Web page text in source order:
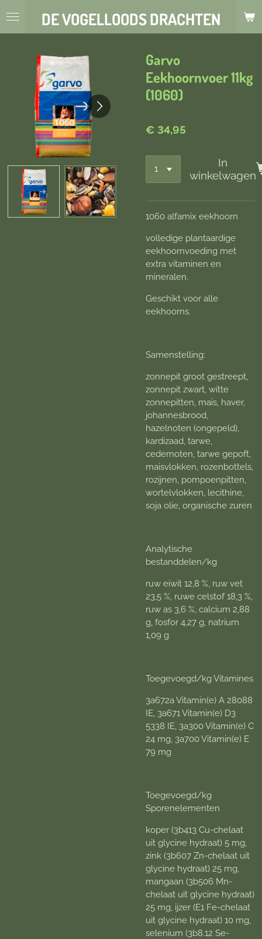
Ga
hoofdinhoud
DE VOGELLOODS DRACHTEN
Garvo
Eekhoornvoer 11kg
(1060)
€ 34,95
In
winkelwagen
1060 alfamix eekhoorn
volledige plantaardige
eekhoornvoeding met
extra vitaminen en
mineralen.
Geschikt voor alle
eekhoorns.
Samenstelling:
zonnepit groot gestreept,
zonnepit zwart, witte
zonnepitten, mais, haver,
johannesbrood,
hazelnoten (ongepeld),
kardizaad, tarwe,
cedernoten, tarwe gepoft,
maisvlokken, rozenbottels,
rozijnen, pompoenpitten,
wortelvlokken, lecithine,
soja olie, organische zuren
Analytische
bestanddelen/kg
ruw eiwit 12,8 %, ruw vet
23,5 %, ruwe celstof 18,3 %,
ruw as 3,6 %, calcium 2,88
g, fosfor 4,27 g, natrium
1,09 g
Toegevoegd/kg Vitamines
3a672a Vitamin(e) A 28088
IE, 3a671 Vitamin(e) D3
5338 IE, 3a300 Vitamin(e) C
24 mg, 3a700 Vitamin(e) E
79 mg
Toegevoegd/kg
Sporenelementen
koper (3b413 Cu-chelaat
uit glycine hydraat) 5 mg,
zink (3b607 Zn-chelaat uit
glycine hydraat) 25 mg,
mangaan (3b506 Mn-
chelaat uit glycine hydraat)
25 mg, ijzer (E1 Fe-chelaat
uit glycine hydraat) 10 mg,
selenium (3b8.12 Se-